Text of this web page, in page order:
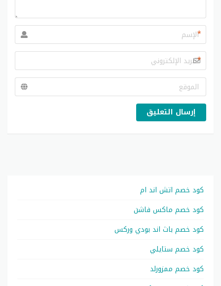
*
*
إرسال التعليق
كود خصم اتش اند ام
كود خصم ماكس فاشن
كود خصم باث اند بودي وركس
كود خصم ستايلي
كود خصم ممزورلد